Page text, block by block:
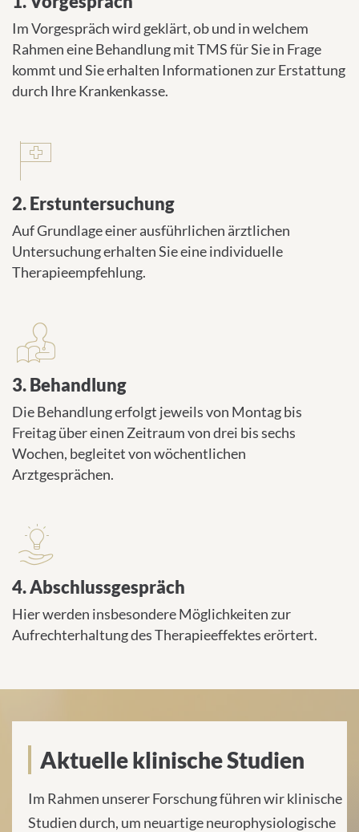
Im Vorgespräch wird geklärt, ob und in welchem
Rahmen eine Behandlung mit TMS für Sie in Frage
kommt und Sie erhalten Informationen zur Erstattung
durch Ihre Krankenkasse.
2. Erstuntersuchung
Auf Grundlage einer ausführlichen ärztlichen
Untersuchung erhalten Sie eine individuelle
Therapieempfehlung.
3. Behandlung
Die Behandlung erfolgt jeweils von Montag bis
Freitag über einen Zeitraum von drei bis sechs
Wochen, begleitet von wöchentlichen
Arztgesprächen.
4. Abschlussgespräch
Hier werden insbesondere Möglichkeiten zur
Aufrechterhaltung des Therapieeffektes erörtert.
Klinische Studien
Aktuelle klinische Studien
Im Rahmen unserer Forschung führen wir klinische
Studien durch, um neuartige neurophysiologische